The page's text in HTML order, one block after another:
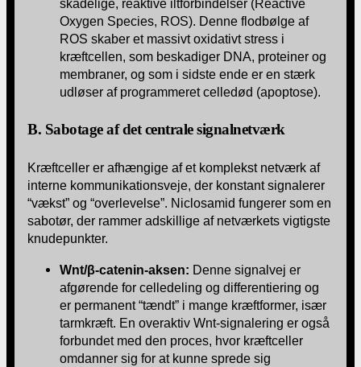
skadelige, reaktive iltforbindelser (Reactive
Oxygen Species, ROS). Denne flodbølge af
ROS skaber et massivt oxidativt stress i
kræftcellen, som beskadiger DNA, proteiner og
membraner, og som i sidste ende er en stærk
udløser af programmeret celledød (apoptose).
B. Sabotage af det centrale signalnetværk
Kræftceller er afhængige af et komplekst netværk af
interne kommunikationsveje, der konstant signalerer
“vækst” og “overlevelse”. Niclosamid fungerer som en
sabotør, der rammer adskillige af netværkets vigtigste
knudepunkter.
Wnt/β-catenin-aksen: Denne signalvej er
afgørende for celledeling og differentiering og
er permanent “tændt” i mange kræftformer, især
tarmkræft. En overaktiv Wnt-signalering er også
forbundet med den proces, hvor kræftceller
omdanner sig for at kunne sprede sig